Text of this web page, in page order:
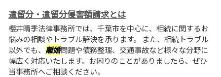
遺留分・遺留分侵害額請求とは
櫻井晴季法律事務所では、千葉市を中心に、相続に関するお
悩みの相談やトラブル解決を承ります。 また、相続トラブル
以外でも、 離婚問題や債務整理、交通事故など様々な分野に
幅広く対応いたします。お困りのことがありましたら、ぜひ
当事務所へご相談ください。